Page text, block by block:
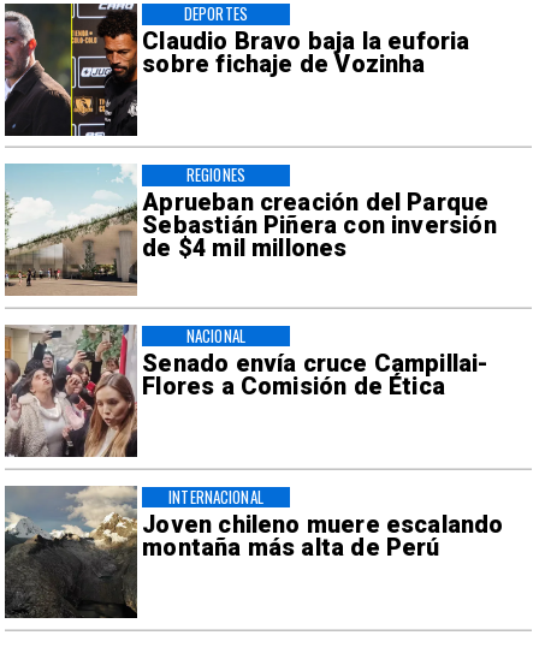
Claudio Bravo baja la euforia
sobre fichaje de Vozinha
DEPORTES
Aprueban creación del Parque
Sebastián Piñera con inversión
de $4 mil millones
REGIONES
Senado envía cruce Campillai-
Flores a Comisión de Ética
NACIONAL
Joven chileno muere escalando
montaña más alta de Perú
INTERNACIONAL